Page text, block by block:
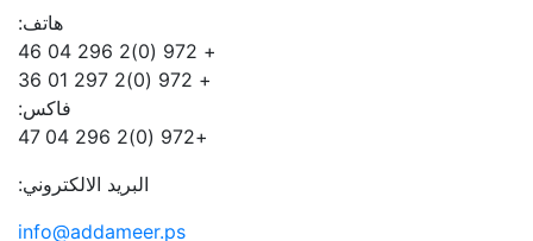
هاتف:
+ 972 (0)2 296 04 46
+ 972 (0)2 297 01 36
فاكس:
+972 (0)2 296 04 47
البريد الالكتروني:
info@addameer.ps